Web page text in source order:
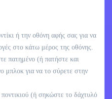
ή την οθόνη αφής σας για να
στο κάτω μέρος της οθόνης.
πατημένο (ή πατήστε και
μπλοκ για να το σύρετε στην
(ή σηκώστε το δάχτυλό